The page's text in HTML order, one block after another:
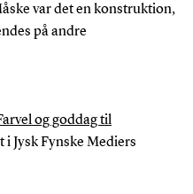
var det en konstruktion,
på andre
og goddag til
i Jysk Fynske Mediers